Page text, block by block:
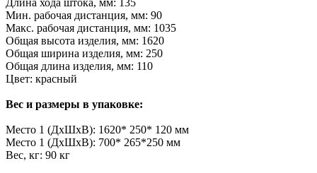
Длина хода штока, мм: 135
Мин. рабочая дистанция, мм: 90
Макс. рабочая дистанция, мм: 1035
Общая высота изделия, мм: 1620
Общая ширина изделия, мм: 250
Общая длина изделия, мм: 110
Цвет: красный
Вес и размеры в упаковке:
Место 1 (ДхШхВ): 1620* 250* 120 мм
Место 1 (ДхШхВ): 700* 265*250 мм
Вес, кг: 90 кг